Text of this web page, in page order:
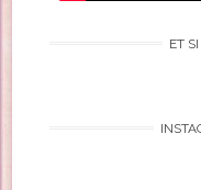
ET